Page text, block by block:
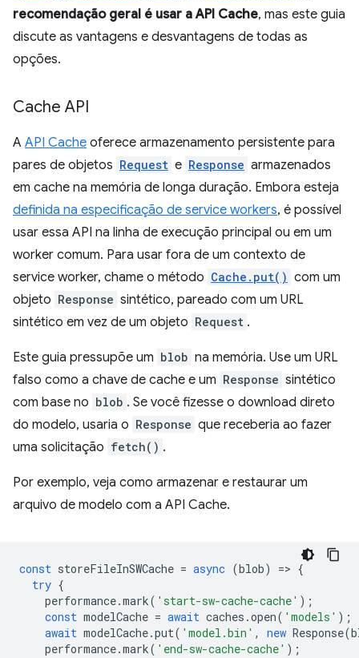
recomendação geral é usar a API Cache, mas este guia
discute as vantagens e desvantagens de todas as
opções.
Cache API
A API Cache oferece armazenamento persistente para
pares de objetos Request e Response armazenados
em cache na memória de longa duração. Embora esteja
definida na especificação de service workers, é possível
usar essa API na linha de execução principal ou em um
worker comum. Para usar fora de um contexto de
service worker, chame o método Cache.put() com um
objeto Response sintético, pareado com um URL
sintético em vez de um objeto Request .
Este guia pressupõe um blob na memória. Use um URL
falso como a chave de cache e um Response sintético
com base no blob . Se você fizesse o download direto
do modelo, usaria o Response que receberia ao fazer
uma solicitação fetch() .
Por exemplo, veja como armazenar e restaurar um
arquivo de modelo com a API Cache.
const storeFileInSWCache = async (blob) => {
try {
performance.mark( 'start-sw-cache-cache' );
const modelCache = await caches .open( 'models' );
await modelCache.put( 'model.bin' , new Response(
performance.mark( 'end-sw-cache-cache' );